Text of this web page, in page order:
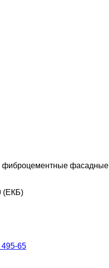
фиброцементные
(ЕКБ)
65